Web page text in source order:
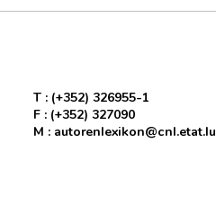
T : (+352) 326955-1
F : (+352) 327090
M : autorenlexikon@cnl.etat.lu